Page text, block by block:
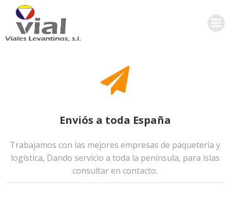
Enviós a toda España
Trabajamos con las mejores empresas de paquetería y
logística, Dando servicio a toda la península, para islas
consultar en contacto.